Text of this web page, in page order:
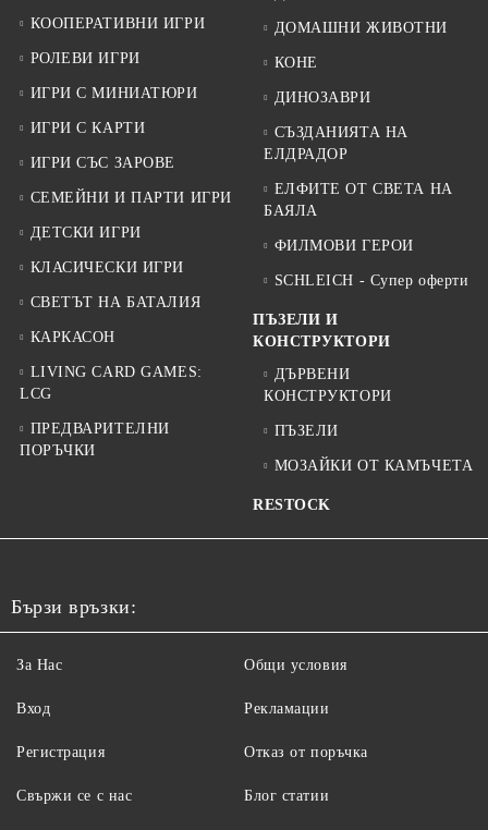
КООПЕРАТИВНИ ИГРИ
РОЛЕВИ ИГРИ
ИГРИ С МИНИАТЮРИ
ИГРИ С КАРТИ
ИГРИ СЪС ЗАРОВЕ
СЕМЕЙНИ И ПАРТИ ИГРИ
ДЕТСКИ ИГРИ
КЛАСИЧЕСКИ ИГРИ
СВЕТЪТ НА БАТАЛИЯ
КАРКАСОН
LIVING CARD GAMES:
LCG
ПРЕДВАРИТЕЛНИ
ПОРЪЧКИ
ДОМАШНИ ЖИВОТНИ
КОНЕ
ДИНОЗАВРИ
СЪЗДАНИЯТА НА
ЕЛДРАДОР
ЕЛФИТЕ ОТ СВЕТА НА
БАЯЛА
ФИЛМОВИ ГЕРОИ
SCHLEICH - Супер оферти
ПЪЗЕЛИ И
КОНСТРУКТОРИ
ДЪРВЕНИ
КОНСТРУКТОРИ
ПЪЗЕЛИ
МОЗАЙКИ ОТ КАМЪЧЕТА
RESTOCK
Бързи връзки:
За Нас
Вход
Регистрация
Свържи се с нас
Общи условия
Рекламации
Отказ от поръчка
Блог статии